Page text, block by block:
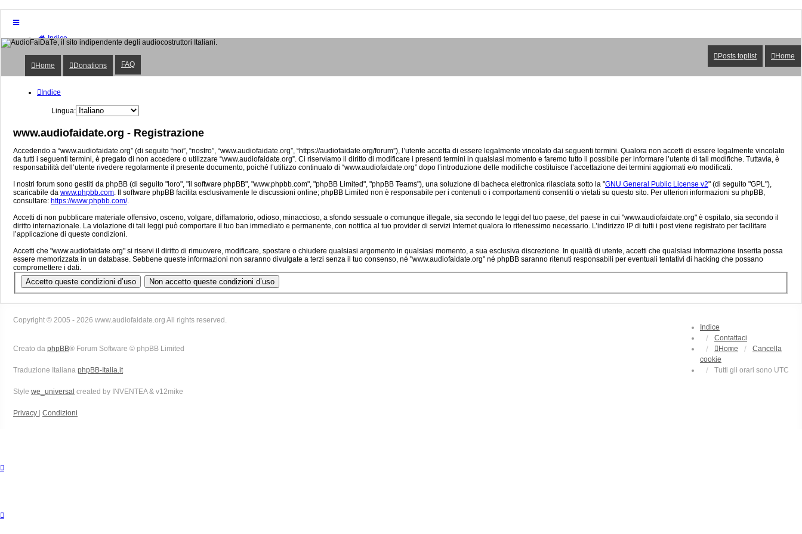
Indice
Home
FAQ
Posts toplist
Home
Posts toplist
Home
Home
Donations FAQ
Indice
Lingua:
www.audiofaidate.org - Registrazione
Accedendo a “www.audiofaidate.org” (di seguito “noi”, “nostro”, “www.audiofaidate.org”, “https://audiofaidate.org/forum”), l’utente accetta di essere legalmente vincolato dai seguenti termini. Qualora non accetti di essere legalmente vincolato
da tutti i seguenti termini, è pregato di non accedere o utilizzare “www.audiofaidate.org”. Ci riserviamo il diritto di modificare i presenti termini in qualsiasi momento e faremo tutto il possibile per informare l’utente di tali modifiche. Tuttavia, è
responsabilità dell’utente rivedere regolarmente il presente documento, poiché l’utilizzo continuato di “www.audiofaidate.org” dopo l’introduzione delle modifiche costituisce l’accettazione dei termini aggiornati e/o modificati.
I nostri forum sono gestiti da phpBB (di seguito "loro", "il software phpBB", "www.phpbb.com", "phpBB Limited", "phpBB Teams"), una soluzione di bacheca elettronica rilasciata sotto la "GNU General Public License v2" (di seguito "GPL"),
scaricabile da www.phpbb.com. Il software phpBB facilita esclusivamente le discussioni online; phpBB Limited non è responsabile per i contenuti o i comportamenti consentiti o vietati su questo sito. Per ulteriori informazioni su phpBB,
consultare: https://www.phpbb.com/.
Accetti di non pubblicare materiale offensivo, osceno, volgare, diffamatorio, odioso, minaccioso, a sfondo sessuale o comunque illegale, sia secondo le leggi del tuo paese, del paese in cui "www.audiofaidate.org" è ospitato, sia secondo il
diritto internazionale. La violazione di tali leggi può comportare il tuo ban immediato e permanente, con notifica al tuo provider di servizi Internet qualora lo ritenessimo necessario. L’indirizzo IP di tutti i post viene registrato per facilitare
l’applicazione di queste condizioni.
Accetti che "www.audiofaidate.org" si riservi il diritto di rimuovere, modificare, spostare o chiudere qualsiasi argomento in qualsiasi momento, a sua esclusiva discrezione. In qualità di utente, accetti che qualsiasi informazione inserita possa
essere memorizzata in un database. Sebbene queste informazioni non saranno divulgate a terzi senza il tuo consenso, né "www.audiofaidate.org" né phpBB saranno ritenuti responsabili per eventuali tentativi di hacking che possano
compromettere i dati.
Indice
Contattaci
Home
Cancella
cookie
Tutti gli orari sono UTC
Copyright © 2005 - 2026 www.audiofaidate.org All rights reserved.
Creato da phpBB® Forum Software © phpBB Limited
Traduzione Italiana phpBB-Italia.it
Style we_universal created by INVENTEA & v12mike
Privacy | Condizioni